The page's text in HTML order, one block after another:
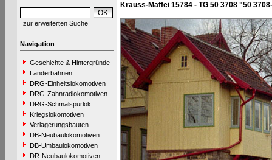
zur erweiterten Suche
Navigation
Geschichte & Hintergründe
Länderbahnen
DRG-Einheitslokomotiven
DRG-Zahnradlokomotiven
DRG-Schmalspurlok.
Kriegslokomotiven
Verlagerungsbauten
DB-Neubaulokomotiven
DB-Umbaulokomotiven
DR-Neubaulokomotiven
Krauss-Maffei 15784 - TG 50 3708 "50